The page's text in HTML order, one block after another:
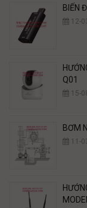
BIẾN
12-
Q01
15-
BƠM
11-